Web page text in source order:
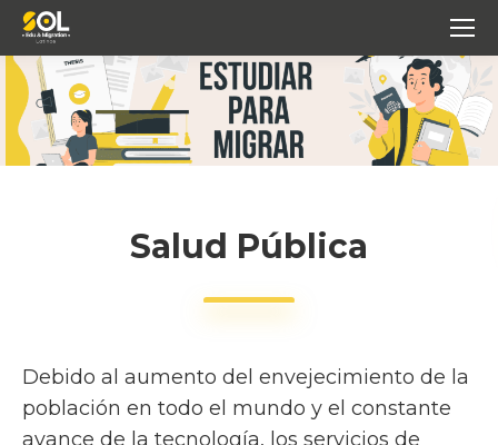
Salud Pública
Debido al aumento del envejecimiento de la
población en todo el mundo y el constante
avance de la tecnología, los servicios de